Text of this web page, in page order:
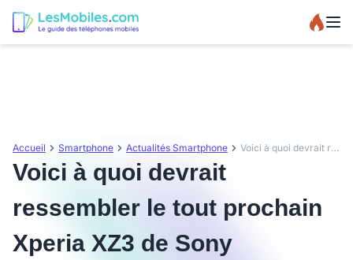
Accueil Smartphone Actualités Smartphone Voici à quoi devrait ressembler le tout prochain Xperia XZ3 de Sony
Voici à quoi devrait
ressembler le tout prochain
Xperia XZ3 de Sony